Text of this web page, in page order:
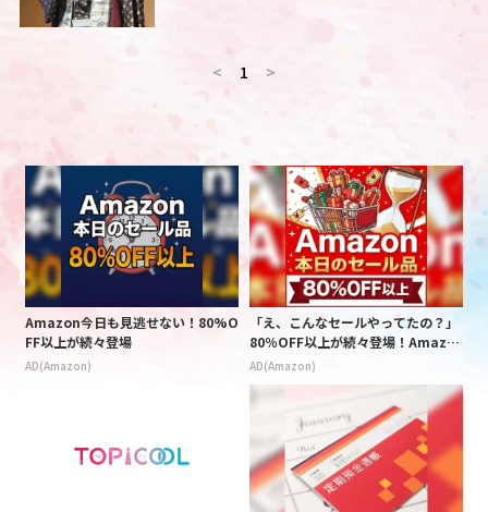
< 1 >
Amazon今日も見逃せない！80%O
FF以上が続々登場
AD(Amazon)
「え、こんなセールやってたの？」
80％OFF以上が続々登場！Amazo
nの本気が凄すぎる
AD(Amazon)